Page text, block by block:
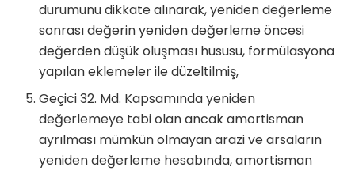
durumunu dikkate alınarak, yeniden değerleme
sonrası değerin yeniden değerleme öncesi
değerden düşük oluşması hususu, formülasyona
yapılan eklemeler ile düzeltilmiş,
Geçici 32. Md. Kapsamında yeniden
değerlemeye tabi olan ancak amortisman
ayrılması mümkün olmayan arazi ve arsaların
yeniden değerleme hesabında, amortisman